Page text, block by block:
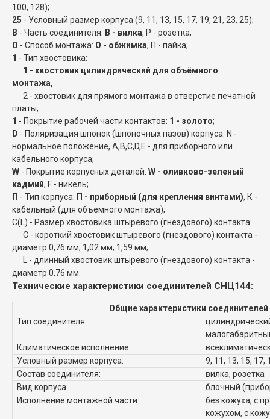
100, 128);
25 - Условный размер корпуса (9, 11, 13, 15, 17, 19, 21, 23, 25);
В - Часть соединителя: В - вилка, Р - розетка;
О - Способ монтажа: О - обжимка, П - пайка;
1 - Тип хвостовика:
1 - хвостовик цилиндрический для объёмного
монтажа,
2 - хвостовик для прямого монтажа в отверстие печатной
платы;
1 - Покрытие рабочей части контактов: 1 - золото;
D - Поляризация шпонок (шпоночных пазов) корпуса: N -
нормальное положение, A,B,C,D,E - для приборного или
кабельного корпуса;
W - Покрытие корпусных деталей: W - оливково-зеленый
кадмий, F - никель;
П - Тип корпуса: П - приборный (для крепления винтами), К -
кабельный (для объёмного монтажа);
C(L) - Размер хвостовика штыревого (гнездового) контакта:
C - короткий хвостовик штыревого (гнездового) контакта -
диаметр 0,76 мм; 1,02 мм; 1,59 мм;
L - длинный хвостовик штыревого (гнездового) контакта -
диаметр 0,76 мм.
Технические характеристики соединителей СНЦ144:
Общие характеристики
Тип соединителя:
Климатическое исполнение:
Условный размер корпуса:
9, 11, 13, 15, 17,
Состав соединителя:
вилка, розетка
Вид корпуса:
блочный
Исполнение монтажной части:
без кожуха, с
кожухом, с